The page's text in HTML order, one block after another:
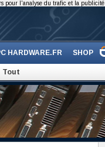
HARDWARE.FR SHOP
Tout
pour l'analyse du trafic et la publicité